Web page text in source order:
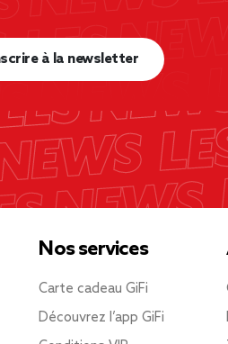
à la newsletter
Nos services
Carte cadeau GiFi
Découvrez l’app GiFi